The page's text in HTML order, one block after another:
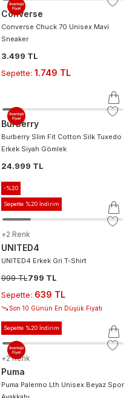
Converse
Converse Chuck 70 Unisex Mavi
Sneaker
3.499 TL
Sepette: 1.749 TL
Burberry
Burberry Slim Fit Cotton Silk Tuxedo
Erkek Siyah Gömlek
24.999 TL
-%20
Sepette %20 İndirim
+2 Renk
UNITED4
UNITED4 Erkek Gri T-Shirt
999 TL799 TL
Sepette: 639 TL
Son 10 Günün En Düşük Fiyatı
Sepette %20 İndirim
+2 Renk
Puma
Puma Palermo Lth Unisex Beyaz Spor